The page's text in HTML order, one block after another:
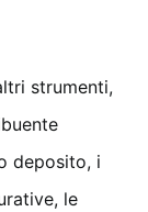
strumenti,
deposito, i
le